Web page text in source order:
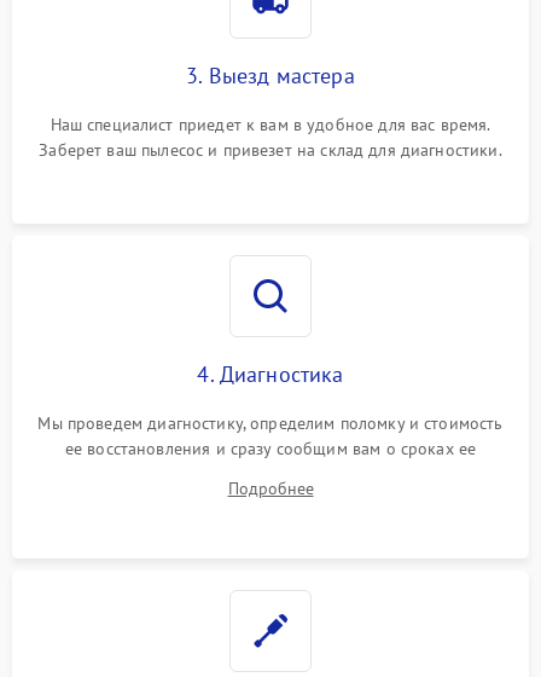
3. Выезд мастера
Наш специалист приедет к вам в удобное для вас время.
Заберет ваш пылесос и привезет на склад для диагностики.
4. Диагностика
Мы проведем диагностику, определим поломку и стоимость
ее восстановления и сразу сообщим вам о сроках ее
Подробнее